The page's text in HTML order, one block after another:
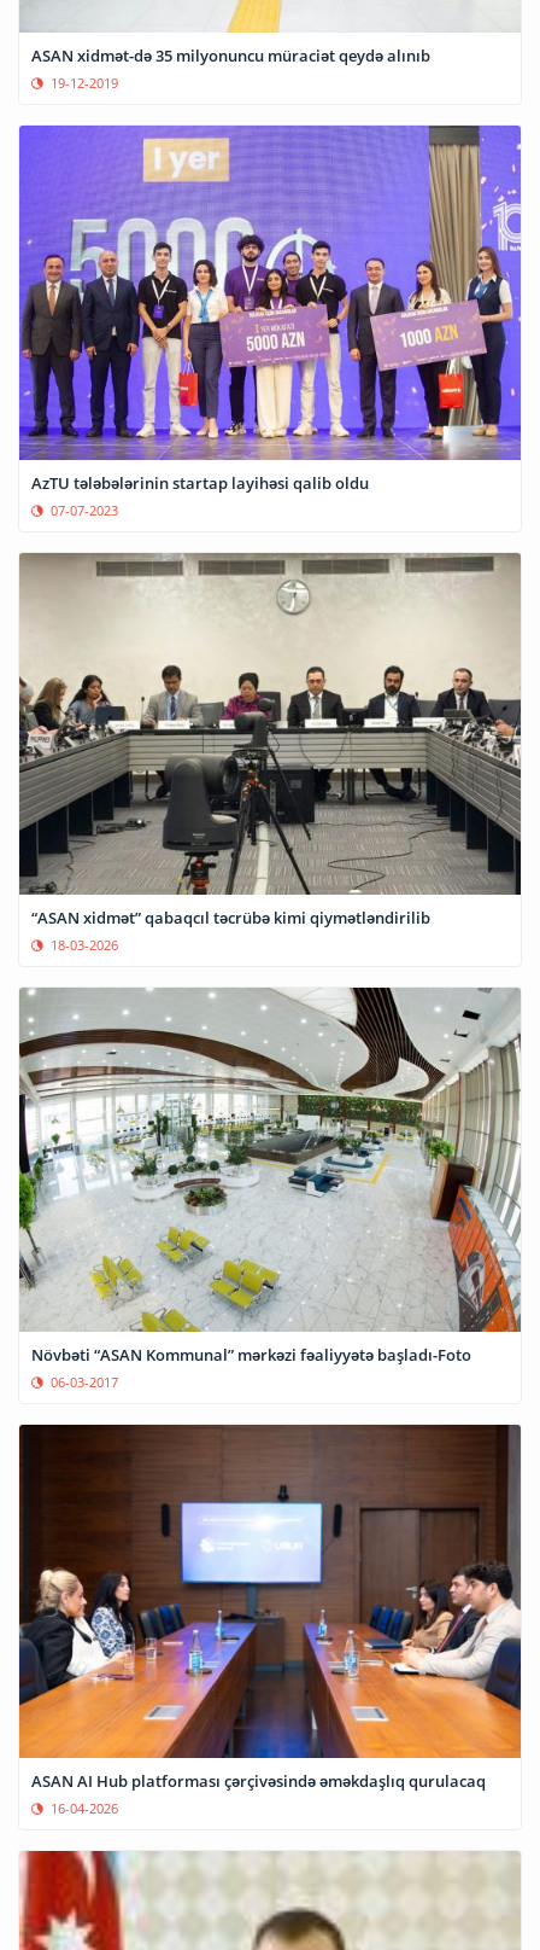
ASAN xidmət-də 35 milyonuncu müraciət qeydə alınıb
19-12-2019
AzTU tələbələrinin startap layihəsi qalib oldu
07-07-2023
“ASAN xidmət” qabaqcıl təcrübə kimi qiymətləndirilib
18-03-2026
Növbəti “ASAN Kommunal” mərkəzi fəaliyyətə başladı-Foto
06-03-2017
ASAN AI Hub platforması çərçivəsində əməkdaşlıq qurulacaq
16-04-2026